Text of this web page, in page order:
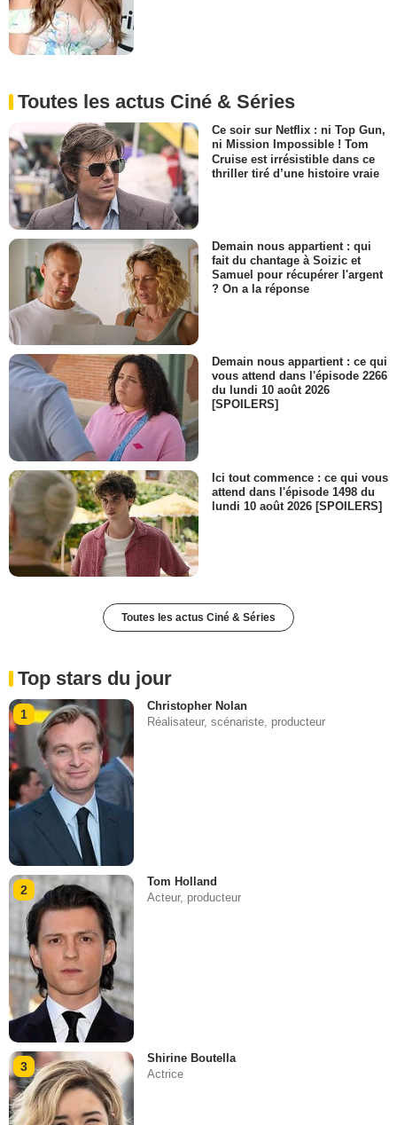
Toutes les actus Ciné & Séries
Ce soir sur Netflix : ni Top Gun,
ni Mission Impossible ! Tom
Cruise est irrésistible dans ce
thriller tiré d’une histoire vraie
Demain nous appartient : qui
fait du chantage à Soizic et
Samuel pour récupérer l'argent
? On a la réponse
Demain nous appartient : ce qui
vous attend dans l'épisode 2266
du lundi 10 août 2026
[SPOILERS]
Ici tout commence : ce qui vous
attend dans l'épisode 1498 du
lundi 10 août 2026 [SPOILERS]
Toutes les actus Ciné & Séries
Top stars du jour
1
Christopher Nolan
Réalisateur, scénariste, producteur
2
Tom Holland
Acteur, producteur
3
Shirine Boutella
Actrice